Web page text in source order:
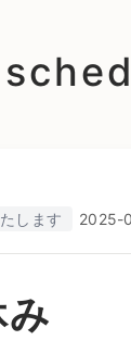
します 2025-